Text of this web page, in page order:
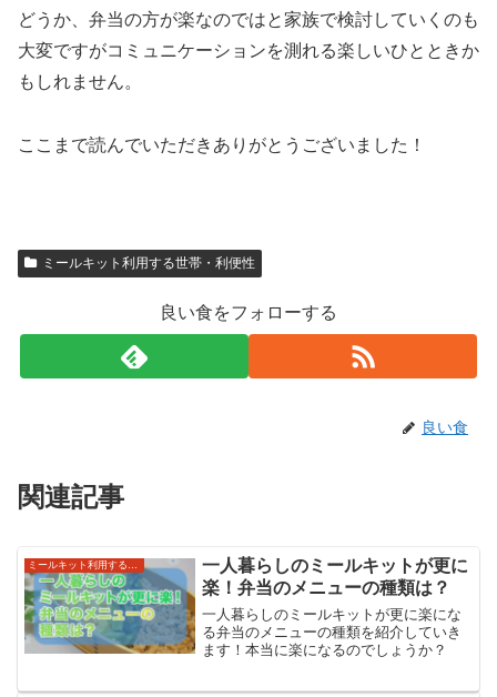
どうか、弁当の方が楽なのではと家族で検討していくのも
大変ですがコミュニケーションを測れる楽しいひとときか
もしれません。
ここまで読んでいただきありがとうございました！
ミールキット利用する世帯・利便性
良い食をフォローする
良い食
関連記事
一人暮らしのミールキットが更に
楽！弁当のメニューの種類は？
一人暮らしのミールキットが更に楽にな
る弁当のメニューの種類を紹介していき
ます！本当に楽になるのでしょうか？